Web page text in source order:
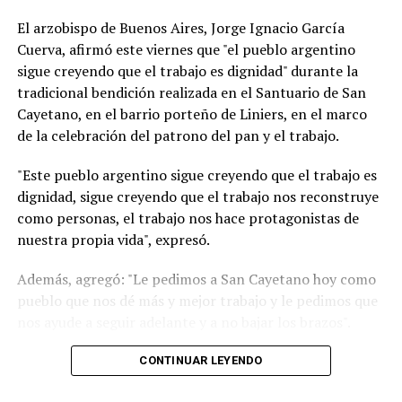
El arzobispo de Buenos Aires, Jorge Ignacio García
Cuerva, afirmó este viernes que "el pueblo argentino
sigue creyendo que el trabajo es dignidad" durante la
tradicional bendición realizada en el Santuario de San
Cayetano, en el barrio porteño de Liniers, en el marco
de la celebración del patrono del pan y el trabajo.
"Este pueblo argentino sigue creyendo que el trabajo es
dignidad, sigue creyendo que el trabajo nos reconstruye
como personas, el trabajo nos hace protagonistas de
nuestra propia vida", expresó.
Además, agregó: "Le pedimos a San Cayetano hoy como
pueblo que nos dé más y mejor trabajo y le pedimos que
"Un signo de esperanza es verlos a todos ustedes
trabajadores que de manera dedicada comprometida
CONTINUAR LEYENDO